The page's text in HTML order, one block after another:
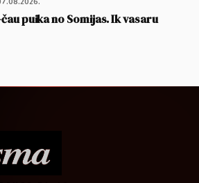
puika no Somijas. Ik vasaru